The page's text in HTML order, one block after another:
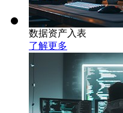
数据资产入表
了解更多